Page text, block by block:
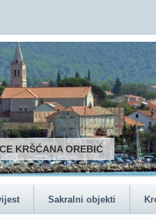
KRŠĆANA OREBIĆ
Sakralni objekti